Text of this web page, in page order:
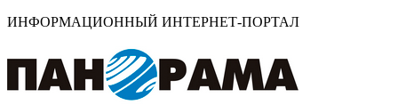
ИНФОРМАЦИОННЫЙ ИНТЕРНЕТ-ПОРТАЛ